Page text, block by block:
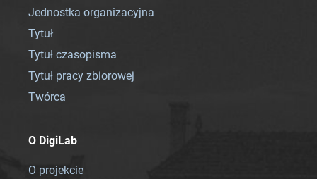
Jednostka organizacyjna
Tytuł
Tytuł czasopisma
Tytuł pracy zbiorowej
Twórca
O DigiLab
O projekcie